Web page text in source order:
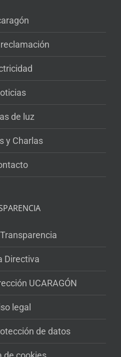
de luz
y Charlas
Directiva
UCARAGÓN
legal
de datos